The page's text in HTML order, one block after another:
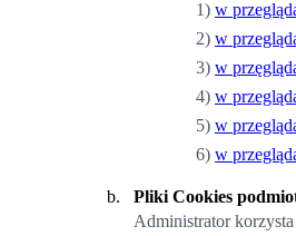
1) w
2) w
3) w
4) w
5) w
6) w
Pliki Cookies
Administrator